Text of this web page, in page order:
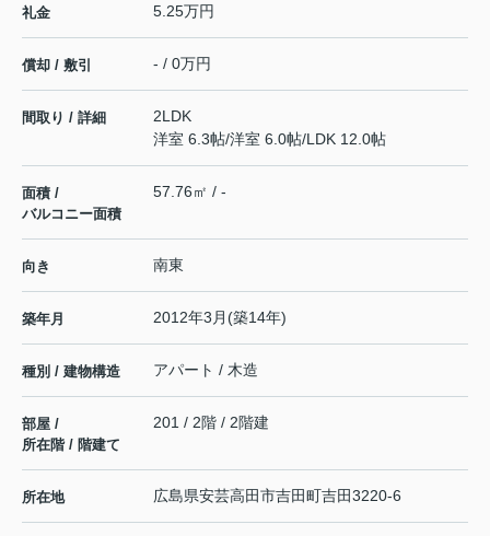
礼金 5.25万円
償却 / 敷引 - / 0万円
間取り / 詳細
2LDK
洋室 6.3帖/洋室 6.0帖/LDK 12.0帖
面積 /
バルコニー面積
57.76㎡ / -
向き 南東
築年月 2012年3月(築14年)
種別 / 建物構造 アパート / 木造
部屋 /
所在階 / 階建て
201 / 2階 / 2階建
所在地 広島県安芸高田市吉田町吉田3220-6